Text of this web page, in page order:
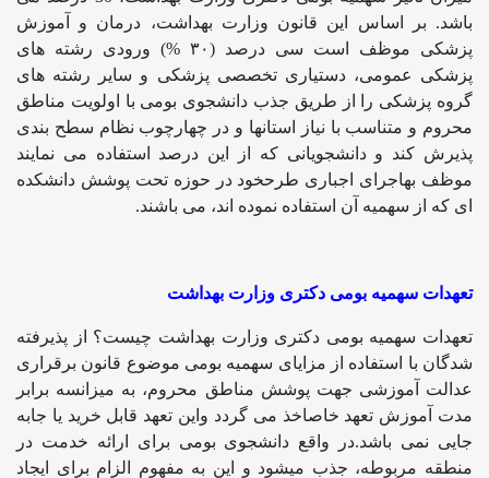
باشد. بر اساس این قانون وزارت بهداشت، درمان و آموزش
پزشکی موظف است سی درصد (۳۰ %) ورودی رشته های
پزشکی عمومی، دستیاری تخصصی پزشکی و سایر رشته های
گروه پزشکی را از طریق جذب دانشجوی بومی با اولویت مناطق
محروم و متناسب با نیاز استانها و در چهارچوب نظام سطح بندی
پذیرش کند و دانشجویانی که از این درصد استفاده می نمایند
موظف بهاجرای اجباری طرحخود در حوزه تحت پوشش دانشکده
ای که از سهمیه آن استفاده نموده اند، می باشند.
تعهدات سهمیه بومی دکتری وزارت بهداشت
تعهدات سهمیه بومی دکتری وزارت بهداشت چیست؟ از پذیرفته
شدگان با استفاده از مزایای سهمیه بومی موضوع قانون برقراری
عدالت آموزشی جهت پوشش مناطق محروم، به میزانسه برابر
مدت آموزش تعهد خاصاخذ می گردد واین تعهد قابل خرید یا جابه
جایی نمی باشد.در واقع دانشجوی بومی برای ارائه خدمت در
منطقه مربوطه، جذب میشود و این به مفهوم الزام برای ایجاد